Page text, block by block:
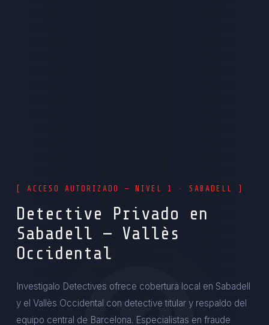
[ ACCESO AUTORIZADO — NIVEL 1 · SABADELL ]
Detective Privado en
Sabadell — Vallès
Occidental
Investigalo Detectives ofrece cobertura local en Sabadell
y el Vallès Occidental con detective titular y respaldo del
equipo central de Barcelona. Especialistas en fraude